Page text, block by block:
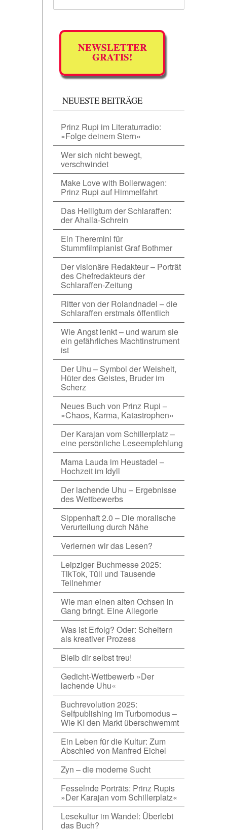
NEWSLETTER
GRATIS!
NEUESTE BEITRÄGE
Prinz Rupi im Literaturradio:
»Folge deinem Stern«
Wer sich nicht bewegt,
verschwindet
Make Love with Bollerwagen:
Prinz Rupi auf Himmelfahrt
Das Heiligtum der Schlaraffen:
der Ahalla-Schrein
Ein Theremini für
Stummfilmpianist Graf Bothmer
Der visionäre Redakteur – Porträt
des Chefredakteurs der
Schlaraffen-Zeitung
Ritter von der Rolandnadel – die
Schlaraffen erstmals öffentlich
Wie Angst lenkt – und warum sie
ein gefährliches Machtinstrument
ist
Der Uhu – Symbol der Weisheit,
Hüter des Geistes, Bruder im
Scherz
Neues Buch von Prinz Rupi –
»Chaos, Karma, Katastrophen«
Der Karajan vom Schillerplatz –
eine persönliche Leseempfehlung
Mama Lauda im Heustadel –
Hochzeit im Idyll
Der lachende Uhu – Ergebnisse
des Wettbewerbs
Sippenhaft 2.0 – Die moralische
Verurteilung durch Nähe
Verlernen wir das Lesen?
Leipziger Buchmesse 2025:
TikTok, Tüll und Tausende
Teilnehmer
Wie man einen alten Ochsen in
Gang bringt. Eine Allegorie
Was ist Erfolg? Oder: Scheitern
als kreativer Prozess
Bleib dir selbst treu!
Gedicht-Wettbewerb »Der
lachende Uhu«
Buchrevolution 2025:
Selfpublishing im Turbomodus –
Wie KI den Markt überschwemmt
Ein Leben für die Kultur: Zum
Abschied von Manfred Eichel
Zyn – die moderne Sucht
Fesselnde Porträts: Prinz Rupis
»Der Karajan vom Schillerplatz«
Lesekultur im Wandel: Überlebt
das Buch?